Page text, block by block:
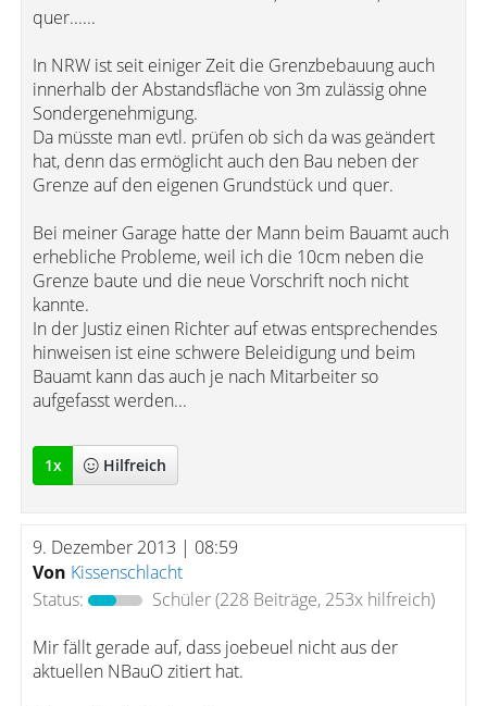
quer......
In NRW ist seit einiger Zeit die Grenzbebauung auch
innerhalb der Abstandsfläche von 3m zulässig ohne
Sondergenehmigung.
Da müsste man evtl. prüfen ob sich da was geändert
hat, denn das ermöglicht auch den Bau neben der
Grenze auf den eigenen Grundstück und quer.
Bei meiner Garage hatte der Mann beim Bauamt auch
erhebliche Probleme, weil ich die 10cm neben die
Grenze baute und die neue Vorschrift noch nicht
kannte.
In der Justiz einen Richter auf etwas entsprechendes
hinweisen ist eine schwere Beleidigung und beim
Bauamt kann das auch je nach Mitarbeiter so
aufgefasst werden...
1x Hilfreich
9. Dezember 2013 | 08:59
Von Kissenschlacht
Status:
Schüler(228 Beiträge, 253x hilfreich)
Mir fällt gerade auf, dass joebeuel nicht aus der
aktuellen NBauO zitiert hat.